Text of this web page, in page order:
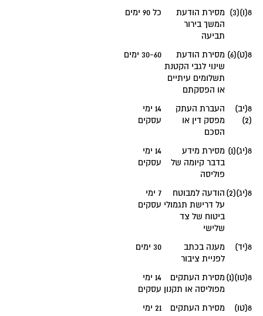
8(ו)(3)
מסירת הודעת
המשך בירור
תביעה
כל 90 ימים
8(ט)(6)
מסירת הודעת
שינוי לגבי הקטנת
תשלומים עיתיים
או הפסקתם
30-60 ימים
8(יב)
(2)
העברת העתק
מפסק דין או
הסכם
14 ימי
עסקים
8(יג)(1)
מסירת מידע
בדבר קיומה של
פוליסה
14 ימי
עסקים
8(יג)(2)
הודעה למבוטח
על דרישת תגמולי
ביטוח של צד
שלישי
7 ימי
עסקים
8(יד)
מענה בכתב
לפניית ציבור
30 ימים
8(טו)(1)
מסירת העתקים
מפוליסה או תקנון
14 ימי
עסקים
8(טו)
מסירת העתקים
21 ימי